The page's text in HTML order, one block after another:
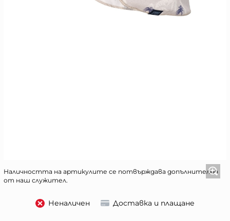
Наличността на артикулите се потвърждава допълнително
от наш служител.
Неналичен Доставка и плащане